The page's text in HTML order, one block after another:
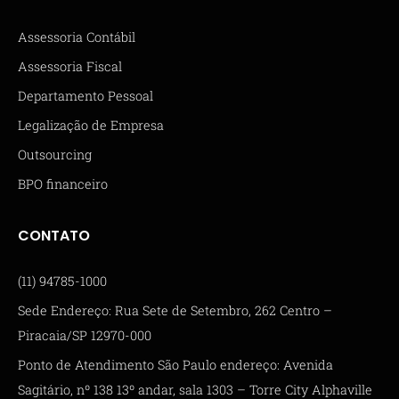
Assessoria Contábil
Assessoria Fiscal
Departamento Pessoal
Legalização de Empresa
Outsourcing
BPO financeiro
CONTATO
(11) 94785-1000
Sede Endereço: Rua Sete de Setembro, 262 Centro –
Piracaia/SP 12970-000
Ponto de Atendimento São Paulo endereço: Avenida
Sagitário, nº 138 13º andar, sala 1303 – Torre City Alphaville